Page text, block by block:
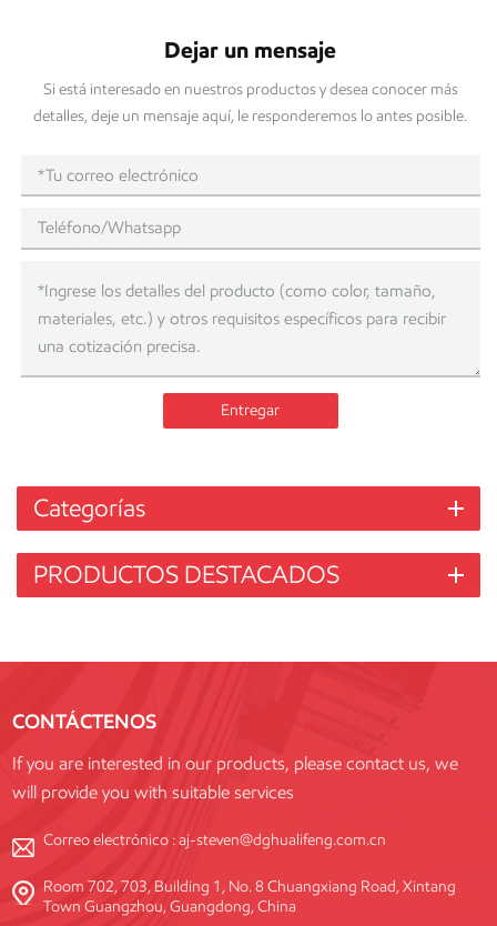
Dejar un mensaje
Si está interesado en nuestros productos y desea conocer más
detalles, deje un mensaje aquí, le responderemos lo antes posible.
Entregar
Categorías
PRODUCTOS DESTACADOS
CONTÁCTENOS
If you are interested in our products, please contact us, we
will provide you with suitable services
Correo electrónico :aj-steven@dghualifeng.com.cn
Room 702, 703, Building 1, No. 8 Chuangxiang Road, Xintang
Town Guangzhou, Guangdong, China